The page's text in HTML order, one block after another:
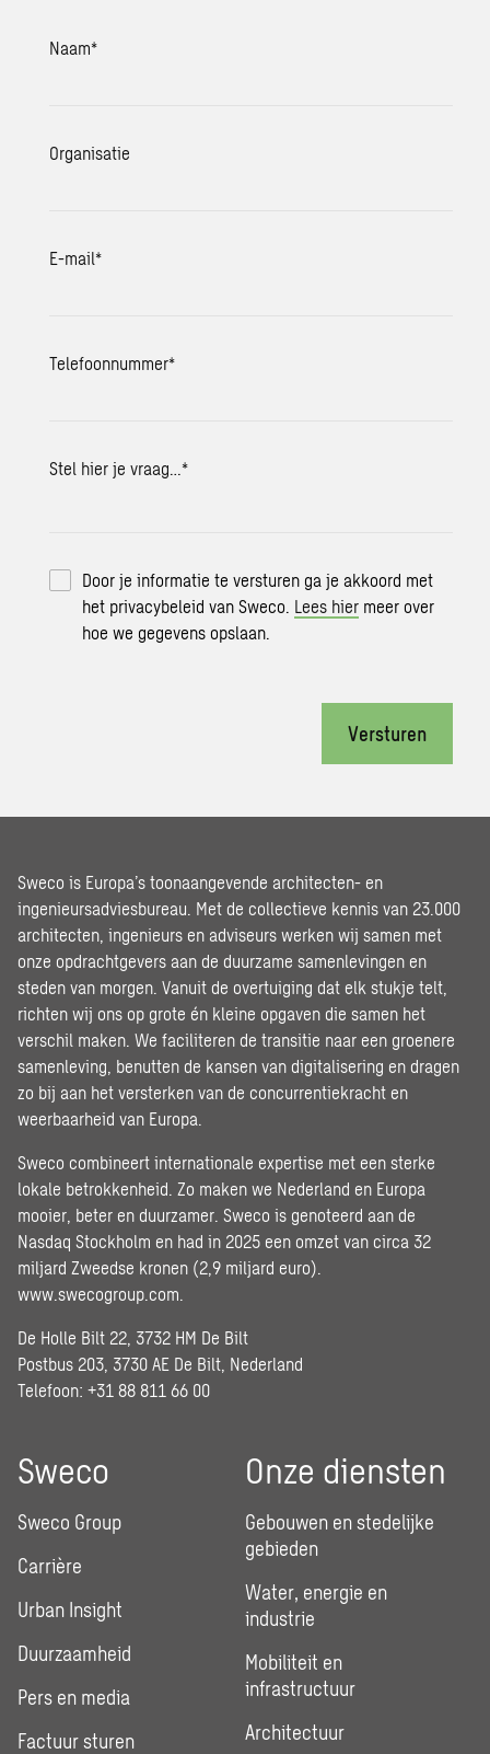
Naam*
Organisatie
E-mail*
Telefoonnummer*
Stel hier je vraag…*
Door je informatie te versturen ga je akkoord met
het privacybeleid van Sweco. Lees hier meer over
hoe we gegevens opslaan.
Versturen
Sweco is Europa’s toonaangevende architecten- en
ingenieursadviesbureau. Met de collectieve kennis van 23.000
architecten, ingenieurs en adviseurs werken wij samen met
onze opdrachtgevers aan de duurzame samenlevingen en
steden van morgen. Vanuit de overtuiging dat elk stukje telt,
richten wij ons op grote én kleine opgaven die samen het
verschil maken. We faciliteren de transitie naar een groenere
samenleving, benutten de kansen van digitalisering en dragen
zo bij aan het versterken van de concurrentiekracht en
weerbaarheid van Europa.
Sweco combineert internationale expertise met een sterke
lokale betrokkenheid. Zo maken we Nederland en Europa
mooier, beter en duurzamer. Sweco is genoteerd aan de
Nasdaq Stockholm en had in 2025 een omzet van circa 32
miljard Zweedse kronen (2,9 miljard euro).
www.swecogroup.com
De Holle Bilt 22, 3732 HM De Bilt
Postbus 203, 3730 AE De Bilt, Nederland
Telefoon: +31 88 811 66 00
Sweco
Sweco Group
Carrière
Urban Insight
Duurzaamheid
Pers en media
Factuur sturen
Onze diensten
Gebouwen en stedelijke
gebieden
Water, energie en
industrie
Mobiliteit en
infrastructuur
Architectuur